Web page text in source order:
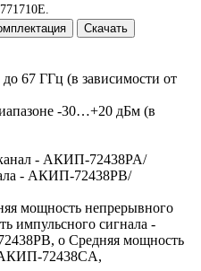
Скачать
67 ГГц (в зависимости от
-30…+20 дБм (в
- АКИП-72438PA/
- АКИП-72438PB/
мощность непрерывного
импульсного сигнала -
o Средняя мощность
АКИП-72438CA,